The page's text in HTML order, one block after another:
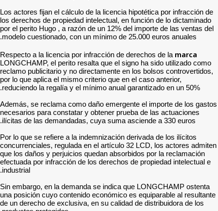
Los actores fijan el cálculo
los derechos de propiedad
por el perito Hugo , a
modelo cuestionado, con
Respecto a la licencia por
LONGCHAMP, el perito
reclamo publicitario y no
por lo que aplica el mismo
reduciendo la regalía y el
Además, se reclama
necesarios para constatar
ilícitas de las
Por lo que se refiere a la
concurrenciales, regulada
que los daños y perjuicios
efectuada por infracción
Sin embargo, en la
una posición cuyo
de un derecho de